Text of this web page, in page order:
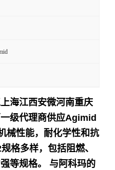
海江西安微河南重庆
级代理商供应Agimid
械性能，耐化学性和抗
格多样，包括阻燃、
等规格。 与阿科玛的